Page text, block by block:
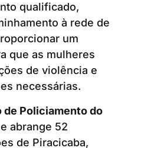
qualificado,
à rede de
um
que as mulheres
de violência e
necessárias.
de Policiamento do
abrange 52
de Piracicaba,